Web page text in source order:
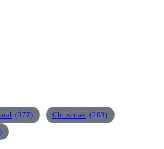
(377) Christmas (263)